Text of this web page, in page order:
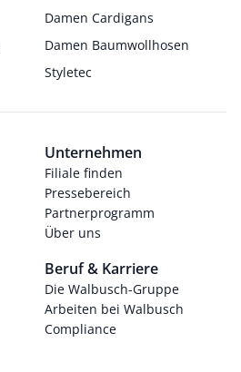
Damen Cardigans
Damen Baumwollhosen
Styletec
Unternehmen
Filiale finden
Pressebereich
Partnerprogramm
Über uns
Beruf & Karriere
Die Walbusch-Gruppe
Arbeiten bei Walbusch
Compliance